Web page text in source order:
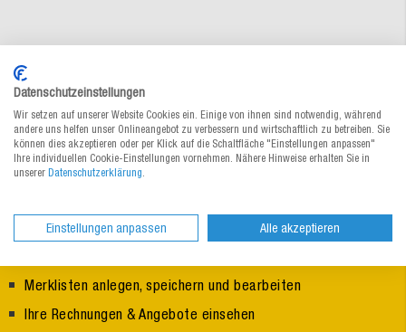
Ihr persönliches MEDEWO Benutzerkonto:
Merklisten anlegen, speichern und bearbeiten
Ihre Rechnungen & Angebote einsehen
Datenschutzeinstellungen
Wir setzen auf unserer Website Cookies ein. Einige von ihnen sind notwendig, während
andere uns helfen unser Onlineangebot zu verbessern und wirtschaftlich zu betreiben. Sie
können dies akzeptieren oder per Klick auf die Schaltfläche "Einstellungen anpassen"
Ihre individuellen Cookie-Einstellungen vornehmen. Nähere Hinweise erhalten Sie in
unserer Datenschutzerklärung.
Einstellungen anpassen Alle akzeptieren